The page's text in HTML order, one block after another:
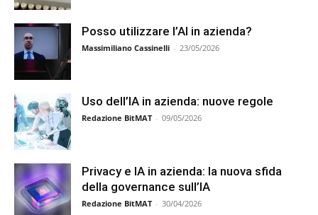
Posso utilizzare l’AI in azienda?
Massimiliano Cassinelli - 23/05/2026
Uso dell’IA in azienda: nuove regole
Redazione BitMAT - 09/05/2026
Privacy e IA in azienda: la nuova sfida
della governance sull’IA
Redazione BitMAT - 30/04/2026